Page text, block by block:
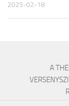
2025-02-18
A